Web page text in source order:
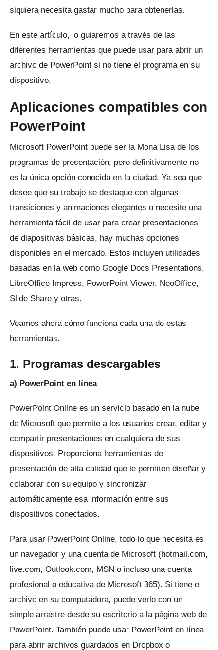
siquiera necesita gastar mucho para obtenerlas.
En este artículo, lo guiaremos a través de las
diferentes herramientas que puede usar para abrir un
archivo de PowerPoint si no tiene el programa en su
dispositivo.
Aplicaciones compatibles con
PowerPoint
Microsoft PowerPoint puede ser la Mona Lisa de los
programas de presentación, pero definitivamente no
es la única opción conocida en la ciudad. Ya sea que
desee que su trabajo se destaque con algunas
transiciones y animaciones elegantes o necesite una
herramienta fácil de usar para crear presentaciones
de diapositivas básicas, hay muchas opciones
disponibles en el mercado. Estos incluyen utilidades
basadas en la web como Google Docs Presentations,
LibreOffice Impress, PowerPoint Viewer, NeoOffice,
Slide Share y otras.
Veamos ahora cómo funciona cada una de estas
herramientas.
1. Programas descargables
a) PowerPoint en línea
PowerPoint Online es un servicio basado en la nube
de Microsoft que permite a los usuarios crear, editar y
compartir presentaciones en cualquiera de sus
dispositivos. Proporciona herramientas de
presentación de alta calidad que le permiten diseñar y
colaborar con su equipo y sincronizar
automáticamente esa información entre sus
dispositivos conectados.
Para usar PowerPoint Online, todo lo que necesita es
un navegador y una cuenta de Microsoft (hotmail.com,
live.com, Outlook.com, MSN o incluso una cuenta
profesional o educativa de Microsoft 365). Si tiene el
archivo en su computadora, puede verlo con un
simple arrastre desde su escritorio a la página web de
PowerPoint. También puede usar PowerPoint en línea
para abrir archivos guardados en Dropbox o